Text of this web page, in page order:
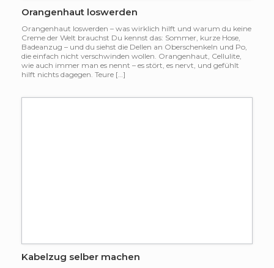
Orangenhaut loswerden
Orangenhaut loswerden – was wirklich hilft und warum du keine
Creme der Welt brauchst Du kennst das: Sommer, kurze Hose,
Badeanzug – und du siehst die Dellen an Oberschenkeln und Po,
die einfach nicht verschwinden wollen. Orangenhaut, Cellulite,
wie auch immer man es nennt – es stört, es nervt, und gefühlt
hilft nichts dagegen. Teure […]
Kabelzug selber machen